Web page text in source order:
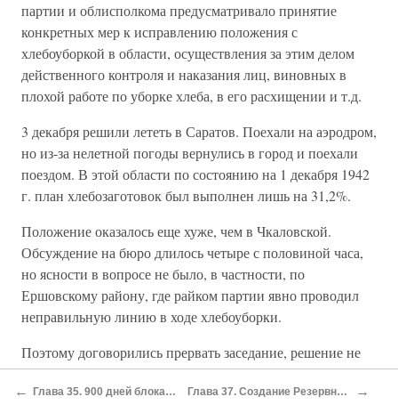
партии и облисполкома предусматривало принятие
конкретных мер к исправлению положения с
хлебоуборкой в области, осуществления за этим делом
действенного контроля и наказания лиц, виновных в
плохой работе по уборке хлеба, в его расхищении и т.д.
3 декабря решили лететь в Саратов. Поехали на аэродром,
но из-за нелетной погоды вернулись в город и поехали
поездом. В этой области по состоянию на 1 декабря 1942
г. план хлебозаготовок был выполнен лишь на 31,2%.
Положение оказалось еще хуже, чем в Чкаловской.
Обсуждение на бюро длилось четыре с половиной часа,
но ясности в вопросе не было, в частности, по
Ершовскому району, где райком партии явно проводил
неправильную линию в ходе хлебоуборки.
Поэтому договорились прервать заседание, решение не
принимать, а на следующий день выехать в этот район и
на месте во всем разобраться, после чего продолжить
← Глава 35. 900 дней блокады: снабжение Ленинграда Глава 37. Создание Резервного (Степного) фронта в 1943 г. →